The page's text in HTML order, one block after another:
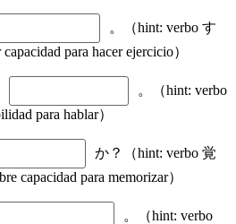
。（hint: verbo す
para hacer ejercicio）
。（hint: verbo
para hablar）
か？（hint: verbo 覚
capacidad para memorizar）
。（hint: verbo